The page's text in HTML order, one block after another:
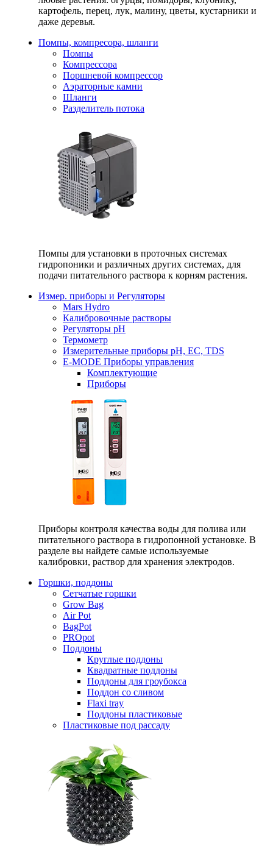
картофель, перец, лук, малину, цветы, кустарники и
даже деревья.
Помпы, компресора, шланги
Помпы
Компрессора
Поршневой компрессор
Аэраторные камни
Шланги
Разделитель потока
Помпы для установки в проточных системах
гидропоники и различных других системах, для
подачи питательного раствора к корням растения.
Измер. приборы и Регуляторы
Mars Hydro
Калибровочные растворы
Регуляторы рН
Термометр
Измерительные приборы pH, EC, TDS
E-MODE Приборы управления
Комплектующие
Приборы
Приборы контроля качества воды для полива или
питательного раствора в гидропонной установке. В
разделе вы найдете самые используемые
калибровки, раствор для хранения электродов.
Горшки, поддоны
Сетчатые горшки
Grow Bag
Air Pot
BagPot
PROpot
Поддоны
Круглые поддоны
Квадратные поддоны
Поддоны для гроубокса
Поддон со сливом
Flaxi tray
Поддоны пластиковые
Пластиковые под рассаду